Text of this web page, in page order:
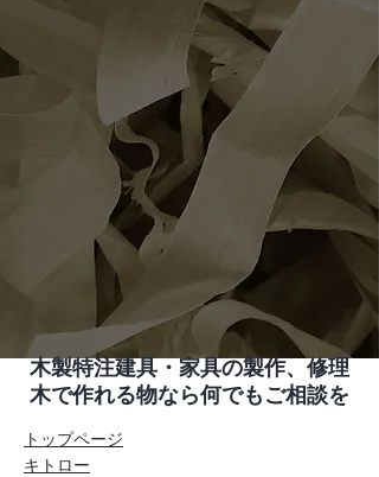
木製特注建具・家具の製作、修理
木で作れる物なら何でもご相談を
トップページ
キトロー